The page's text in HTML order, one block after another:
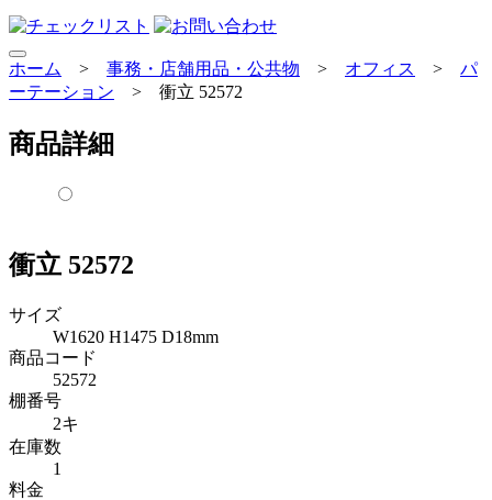
ホーム > 事務・店舗用品・公共物 > オフィス >
パ
ーテーション
> 衝立 52572
商品詳細
衝立 52572
サイズ
W1620 H1475 D18mm
商品コード
52572
棚番号
2キ
在庫数
1
料金